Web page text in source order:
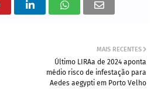
MAIS RECENTES
Último LIRAa de 2024 aponta
médio risco de infestação para
Aedes aegypti em Porto Velho